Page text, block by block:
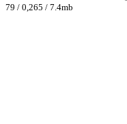
79 / 0,265 / 7.4mb